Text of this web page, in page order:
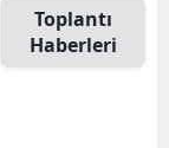
Toplantı
Haberleri